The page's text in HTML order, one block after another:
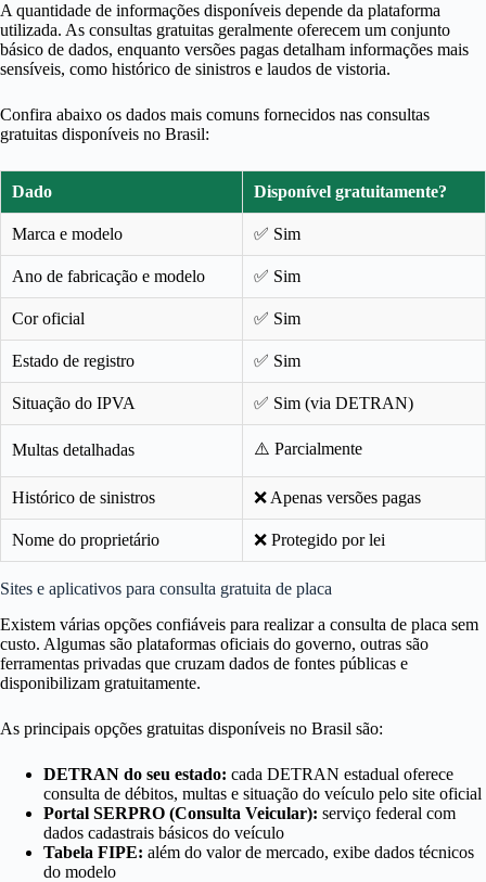
A quantidade de informações disponíveis depende da plataforma
utilizada. As consultas gratuitas geralmente oferecem um conjunto
básico de dados, enquanto versões pagas detalham informações mais
sensíveis, como histórico de sinistros e laudos de vistoria.
Confira abaixo os dados mais comuns fornecidos nas consultas
gratuitas disponíveis no Brasil:
Dado Disponível gratuitamente?
Marca e modelo ✅ Sim
Ano de fabricação e modelo ✅ Sim
Cor oficial ✅ Sim
Estado de registro ✅ Sim
Situação do IPVA ✅ Sim (via DETRAN)
Multas detalhadas ⚠️ Parcialmente
Histórico de sinistros ❌ Apenas versões pagas
Nome do proprietário ❌ Protegido por lei
Sites e aplicativos para consulta gratuita de placa
Existem várias opções confiáveis para realizar a consulta de placa sem
custo. Algumas são plataformas oficiais do governo, outras são
ferramentas privadas que cruzam dados de fontes públicas e
disponibilizam gratuitamente.
As principais opções gratuitas disponíveis no Brasil são:
DETRAN do seu estado: cada DETRAN estadual oferece
consulta de débitos, multas e situação do veículo pelo site oficial
Portal SERPRO (Consulta Veicular): serviço federal com
dados cadastrais básicos do veículo
Tabela FIPE: além do valor de mercado, exibe dados técnicos
do modelo